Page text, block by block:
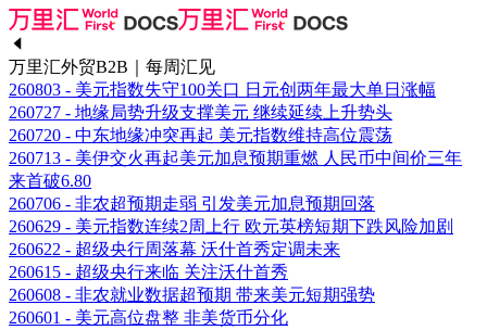
万里汇外贸B2B｜每周汇见
260803 - 美元指数失守100关口 日元创两年最大单日涨幅
260727 - 地缘局势升级支撑美元 继续延续上升势头
260720 - 中东地缘冲突再起 美元指数维持高位震荡
260713 - 美伊交火再起美元加息预期重燃 人民币中间价三年
来首破6.80
260706 - 非农超预期走弱 引发美元加息预期回落
260629 - 美元指数连续2周上行 欧元英榜短期下跌风险加剧
260622 - 超级央行周落幕 沃什首秀定调未来
260615 - 超级央行来临 关注沃什首秀
260608 - 非农就业数据超预期 带来美元短期强势
260601 - 美元高位盘整 非美货币分化